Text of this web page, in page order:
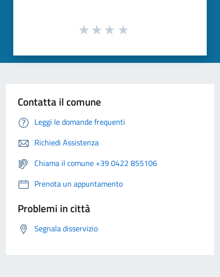
Contatta il comune
Leggi le domande frequenti
Richiedi Assistenza
Chiama il comune +39 0422 855106
Prenota un appuntamento
Problemi in città
Segnala disservizio